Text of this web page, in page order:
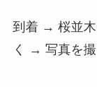
到着 → 桜並
く → 写真を